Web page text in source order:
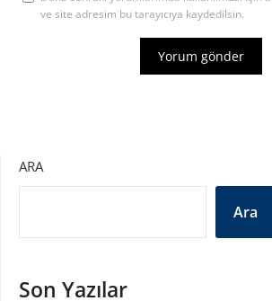
ve site adresim bu tarayıcıya kaydedilsin.
ARA
Ara
Son Yazılar